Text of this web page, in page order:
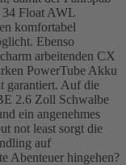
Float AWL
komfortabel
Ebenso
arbeitenden CX
PowerTube Akku
garantiert. Auf die
2.6 Zoll Schwalbe
ein angenehmes
not least sorgt die
auf
Abenteuer hingehen?